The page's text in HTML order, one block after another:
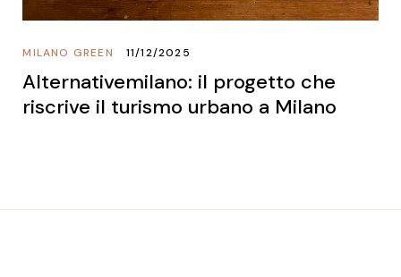
MILANO GREEN 11/12/2025
Alternativemilano: il progetto che
riscrive il turismo urbano a Milano